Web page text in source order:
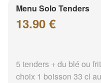
Menu Solo Tenders
13.90 €
5 tenders + du blé ou
choix 1 boisson 33 cl